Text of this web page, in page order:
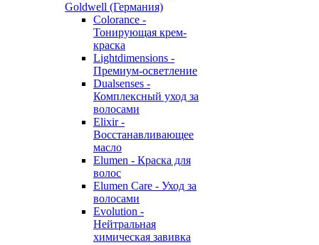
Goldwell (Германия)
Colorance -
Тонирующая крем-
краска
Lightdimensions -
Премиум-осветление
Dualsenses -
Комплексный уход за
волосами
Elixir -
Восстанавливающее
масло
Elumen - Краска для
волос
Elumen Care - Уход за
волосами
Evolution -
Нейтральная
химическая завивка